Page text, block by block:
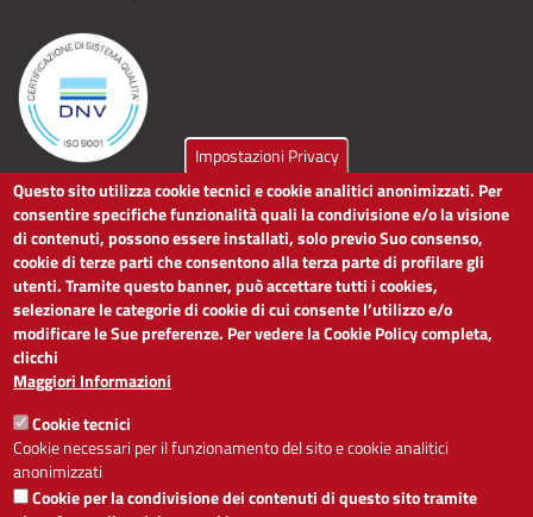
LINK UTILI
Dichiarazione di accessibilità
Obiettivi di accessibilità
Segnalaci problemi di accessibilità
Note legali
Privacy
Accesso riservato
ACCESSIBILITÀ
- A +
Impostazioni Privacy
Questo sito utilizza cookie tecnici e cookie analitici anonimizzati. Per
consentire specifiche funzionalità quali la condivisione e/o la visione
di contenuti, possono essere installati, solo previo Suo consenso,
cookie di terze parti che consentono alla terza parte di profilare gli
utenti. Tramite questo banner, può accettare tutti i cookies,
selezionare le categorie di cookie di cui consente l’utilizzo e/o
modificare le Sue preferenze. Per vedere la Cookie Policy completa,
clicchi
Maggiori Informazioni
Cookie tecnici
Cookie necessari per il funzionamento del sito e cookie analitici
anonimizzati
Cookie per la condivisione dei contenuti di questo sito tramite